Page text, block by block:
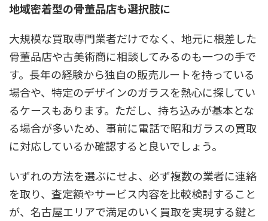
地域密着型の骨董品店も選択肢に
大規模な買取専門業者だけでなく、地元に根差した
骨董品店や古美術商に相談してみるのも一つの手で
す。長年の経験から独自の販売ルートを持っている
場合や、特定のデザインのガラスを熱心に探してい
るケースもあります。ただし、持ち込みが基本とな
る場合が多いため、事前に電話で昭和ガラスの買取
に対応しているか確認すると良いでしょう。
いずれの方法を選ぶにせよ、 必ず複数の業者に連絡
を取り、査定額やサービス内容を比較検討する こと
が、名古屋エリアで満足のいく買取を実現する鍵と